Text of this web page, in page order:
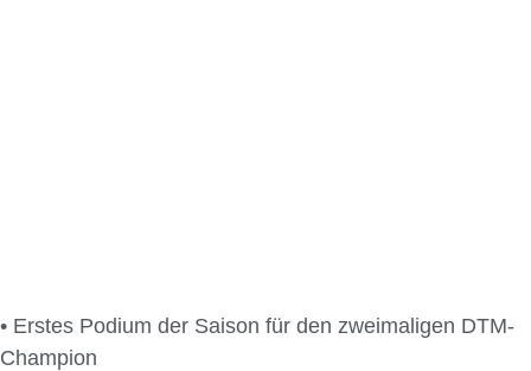
• Erstes Podium der Saison für den zweimaligen DTM-
Champion